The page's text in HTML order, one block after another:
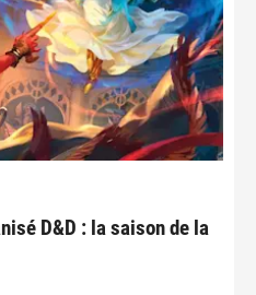
D&D : la saison de la